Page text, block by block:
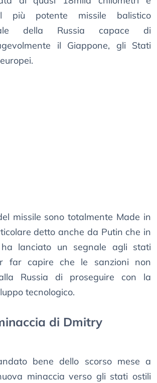
più potente missile balistico
della Russia capace di
il Giappone, gli Stati
missile sono totalmente Made in
detto anche da Putin che in
lanciato un segnale agli stati
far capire che le sanzioni non
Russia di proseguire con la
tecnologico.
di Dmitry
bene dello scorso mese a
minaccia verso gli stati ostili